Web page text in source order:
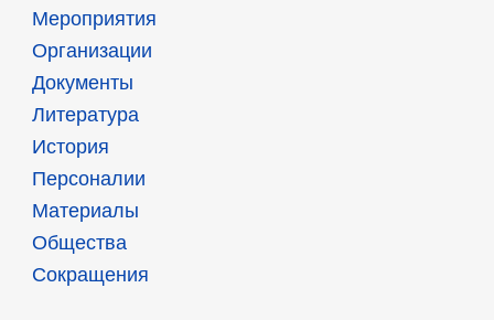
Мероприятия
Организации
Документы
Литература
История
Персоналии
Материалы
Общества
Сокращения